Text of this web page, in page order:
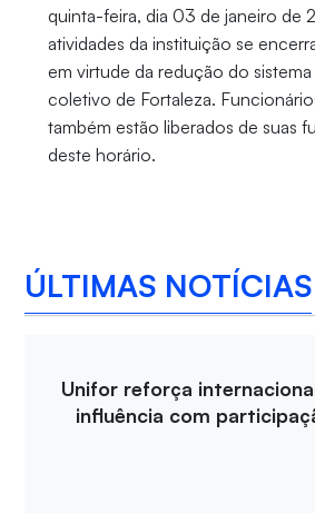
quinta-feira, dia 03 de janeiro de
atividades da instituição se
em virtude da redução do
coletivo de Fortaleza.
também estão liberados de suas
deste horário.
ÚLTIMAS NOTÍCIAS
Unifor reforça
influência com